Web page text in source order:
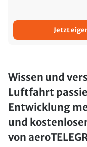
Jetzt
Wissen und
Luftfahrt
Entwicklung
und
von